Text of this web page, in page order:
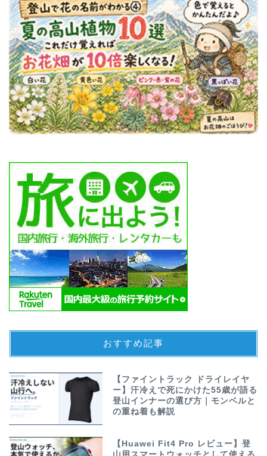
おすすめ記事
【ファイントラック ドライレイヤ
ー】汗冷えで死にかけた55歳が語る
登山インナーの選び方｜モンベルと
の重ね着も解説
【Huawei Fit4 Pro レビュー】登